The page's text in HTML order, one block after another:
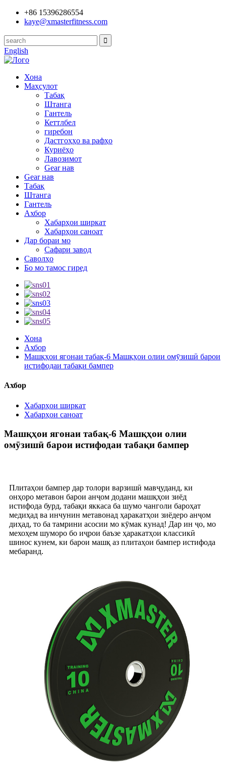
+86 15396286554
kaye@xmasterfitness.com
English
Хона
Маҳсулот
Табақ
Штанга
Гантель
Кеттлбел
гиребон
Дастгоҳҳо ва рафҳо
Куриёҳо
Лавозимот
Gear нав
Gear нав
Табақ
Штанга
Гантель
Ахбор
Хабарҳои ширкат
Хабарҳои саноат
Дар бораи мо
Сафари завод
Саволҳо
Бо мо тамос гиред
Хона
Ахбор
Машқҳои ягонаи табақ-6 Машқҳои олии омӯзишӣ барои
истифодаи табақи бампер
Ахбор
Хабарҳои ширкат
Хабарҳои саноат
Машқҳои ягонаи табақ-6 Машқҳои олии
омӯзишӣ барои истифодаи табақи бампер
Плитаҳои бампер дар толори варзишӣ мавҷуданд, ки
онҳоро метавон барои анҷом додани машқҳои зиёд
истифода бурд, табақи яккаса ба шумо чанголи бароҳат
медиҳад ва инчунин метавонад ҳаракатҳои зиёдеро анҷом
диҳад, то ба тамрини асосии мо кӯмак кунад! Дар ин ҷо, мо
мехоҳем шуморо бо иҷрои баъзе ҳаракатҳои классикӣ
шинос кунем, ки барои машқ аз плитаҳои бампер истифода
мебаранд.